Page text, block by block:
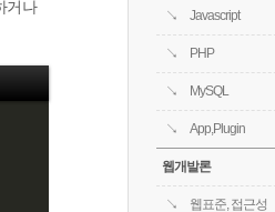
거나
Javascript
PHP
MySQL
App,Plugin
웹개발론
웹표준, 접근성